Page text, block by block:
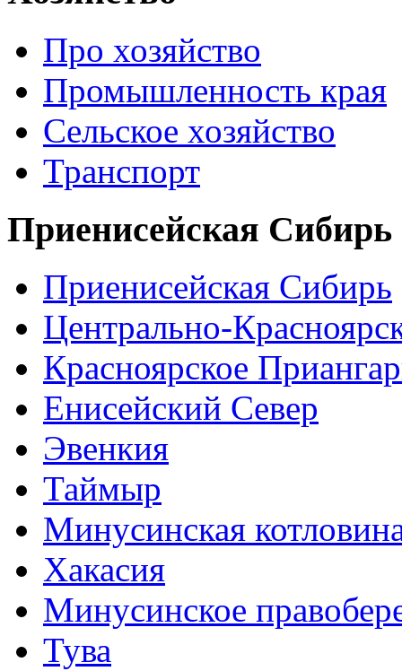
Про хозяйство
Промышленность края
Сельское хозяйство
Транспорт
Приенисейская Сибирь
Приенисейская Сибирь
Центрально-
Красноярское
Енисейский Север
Эвенкия
Таймыр
Минусинская
Хакасия
Минусинское
Тува